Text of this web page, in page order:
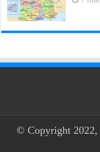
© Copyright 2022,